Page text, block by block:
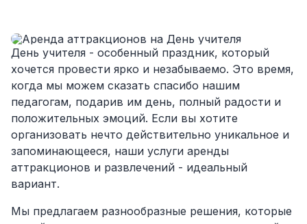
День учителя - особенный праздник, который
хочется провести ярко и незабываемо. Это время,
когда мы можем сказать спасибо нашим
педагогам, подарив им день, полный радости и
положительных эмоций. Если вы хотите
организовать нечто действительно уникальное и
запоминающееся, наши услуги аренды
аттракционов и развлечений - идеальный
вариант.
Мы предлагаем разнообразные решения, которые